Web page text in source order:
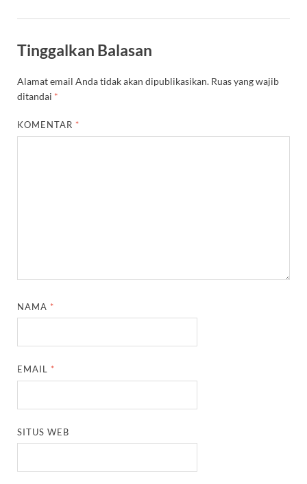
Tinggalkan Balasan
Alamat email Anda tidak akan dipublikasikan. Ruas yang wajib
ditandai *
KOMENTAR *
NAMA *
EMAIL *
SITUS WEB